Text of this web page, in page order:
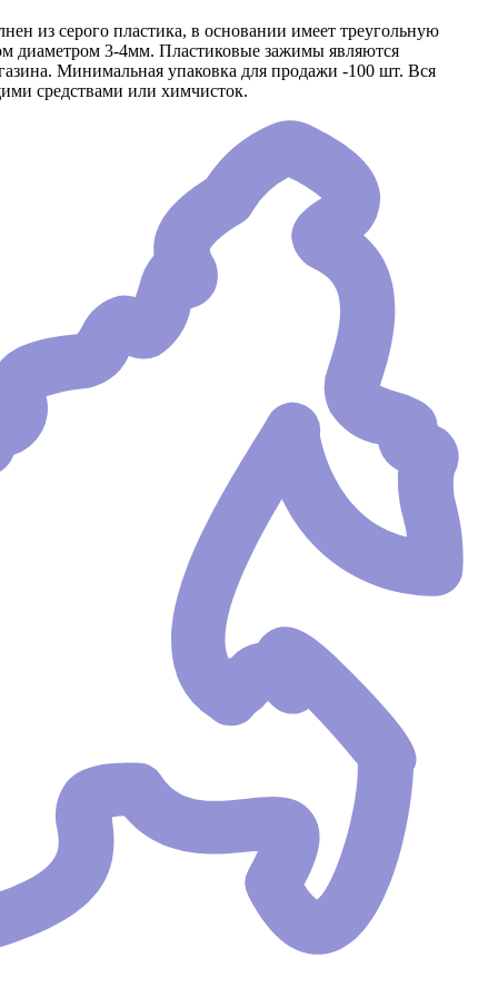
из серого пластика, в основании имеет треугольную
диаметром 3-4мм. Пластиковые зажимы являются
Минимальная упаковка для продажи -100 шт. Вся
средствами или химчисток.